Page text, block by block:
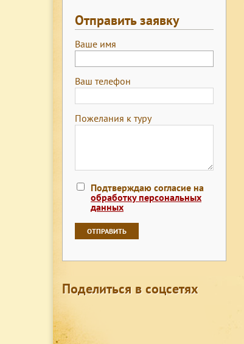
Отправить заявку
Ваше имя
Ваш телефон
Пожелания к туру
Подтверждаю согласие на
обработку персональных
данных
Поделиться в соцсетях